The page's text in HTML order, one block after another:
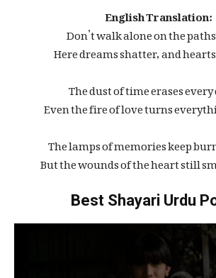
English Translation:
Don’t walk alone on the
Here dreams shatter, and
The dust of time erases
Even the fire of love turns
The lamps of memories keep
But the wounds of the heart still
Best Shayari Urdu